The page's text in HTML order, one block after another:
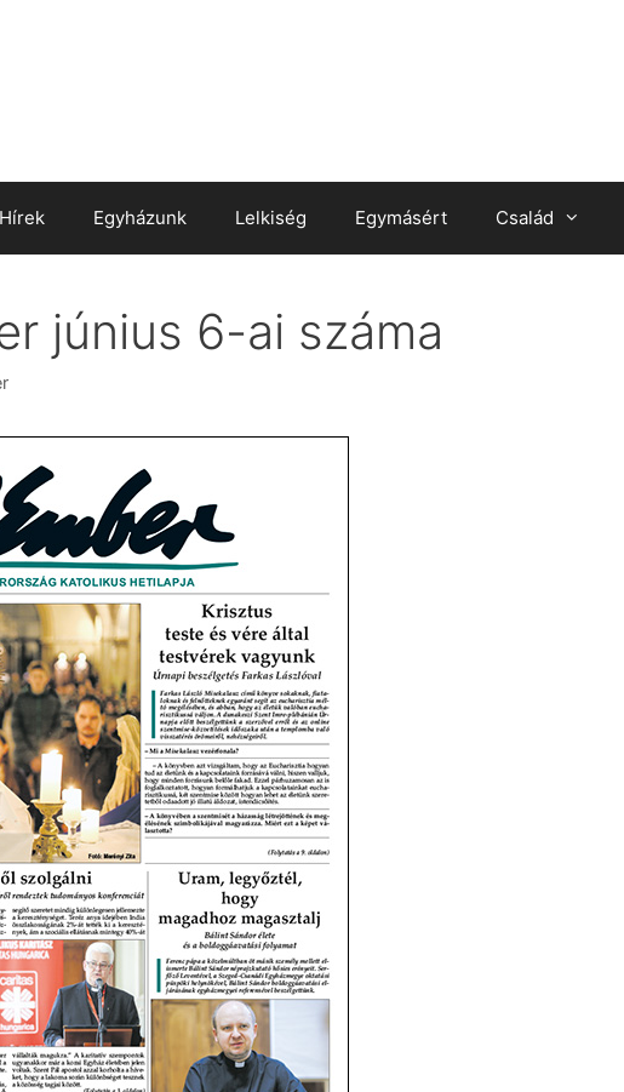
Hírek Egyházunk Lelkiség Egymásért Család
június 6-ai száma